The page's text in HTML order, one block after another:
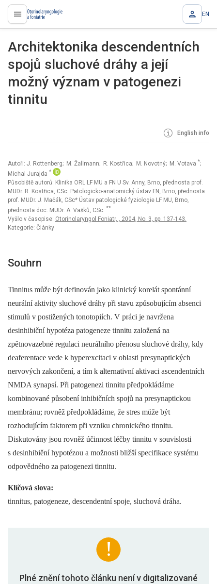
proLékaře.cz EN
Architektonika descendentních
spojů sluchové dráhy a její
možný význam v patogenezi
tinnitu
English info
Autoři: J. Rottenberg; M. Žallmann; R. Kostřica; M. Novotný; M. Votava *;
Michal Jurajda *
Působiště autorů: Klinika ORL LF MU a FN U Sv. Anny, Brno, přednosta prof.
MUDr. R. Kostřica, CSc. Patologicko-anatomický ústav FN, Brno, přednosta
prof. MUDr. J. Mačák, CSc* Ústav patologické fyziologie LF MU, Brno,
přednosta doc. MUDr. A. Vašků, CSc. **
Vyšlo v časopise: Otorinolaryngol Foniatr, , 2004, No. 3, pp. 137-143.
Kategorie: Články
Souhrn
Tinnitus může být definován jako klinický korelát spontánní
neurální aktivity sluchové dráhy při stavu způsobujícím absenci
stimulů v postižených tonotopiích. V práci je navržena
desinhibiční hypotéza patogeneze tinnitu založená na
zpětnovazebné regulaci neurálního přenosu sluchové dráhy, kdy
deaferentace vede k hyperexcitaci v oblasti presynaptických
nervových zakončení, a tím k alternativní aktivaci ascendentních
NMDA synapsí. Při patogenezi tinnitu předpokládáme
kombinované působení inhibičních spojů na presynaptickou
membránu; rovněž předpokládáme, že stres může být
rozhodujícím faktorem při vzniku chronického tinnitu.
Diskutovány jsou rovněž účinnost léčby tinnitu v souvislosti
s desinhibiění hypotézou a možnosti bližší specifikace systému
odpovědného za patogenezi tinnitu.
Klíčová slova:
tinnitus, patogeneze, descendentní spoje, sluchová dráha.
Plné znění tohoto článku není v digitalizované